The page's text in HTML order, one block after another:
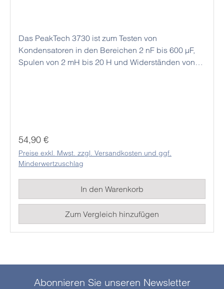
Das PeakTech 3730 ist zum Testen von
Kondensatoren in den Bereichen 2 nF bis 600 µF,
Spulen von 2 mH bis 20 H und Widerständen von
Kondensatoren können direkt in die Klemmbuchse
eingesteckt werden oder mit den mitgelieferten
Prüfleitungen verbunden werden.
Regulärer Preis:
54,90 €
Preise exkl. Mwst. zzgl. Versandkosten und ggf.
Minderwertzuschlag
In den Warenkorb
Zum Vergleich hinzufügen
Abonnieren Sie unseren Newsletter